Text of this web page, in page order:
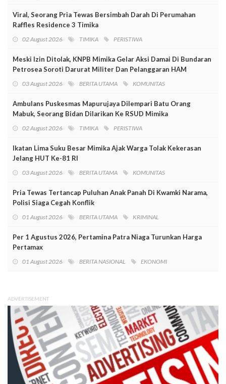
Viral, Seorang Pria Tewas Bersimbah Darah Di Perumahan
Raffles Residence 3 Timika
02 August 2026 TIMIKA PERISTIWA
Meski Izin Ditolak, KNPB Mimika Gelar Aksi Damai Di Bundaran
Petrosea Soroti Darurat Militer Dan Pelanggaran HAM
03 August 2026 BERITA UTAMA KOMUNITAS
Ambulans Puskesmas Mapurujaya Dilempari Batu Orang
Mabuk, Seorang Bidan Dilarikan Ke RSUD Mimika
02 August 2026 TIMIKA PERISTIWA
Ikatan Lima Suku Besar Mimika Ajak Warga Tolak Kekerasan
Jelang HUT Ke-81 RI
03 August 2026 BERITA UTAMA KOMUNITAS
Pria Tewas Tertancap Puluhan Anak Panah Di Kwamki Narama,
Polisi Siaga Cegah Konflik
01 August 2026 BERITA UTAMA KRIMINAL
Per 1 Agustus 2026, Pertamina Patra Niaga Turunkan Harga
Pertamax
01 August 2026 BERITA NASIONAL EKONOMI
ADVERTISEMENT